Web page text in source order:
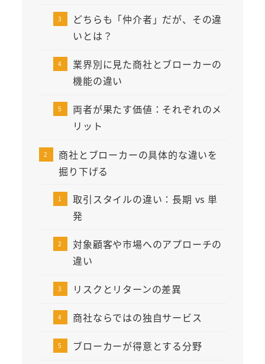
どちらも「仲介者」だが、その違
いとは？
業界別に見た商社とブローカーの
機能の違い
両者が果たす価値：それぞれのメ
リット
商社とブローカーの具体的な違いを
掘り下げる
取引スタイルの違い：長期 vs 単
発
対象顧客や市場へのアプローチの
違い
リスクとリターンの差異
商社ならではの独自サービス
ブローカーが得意とする分野